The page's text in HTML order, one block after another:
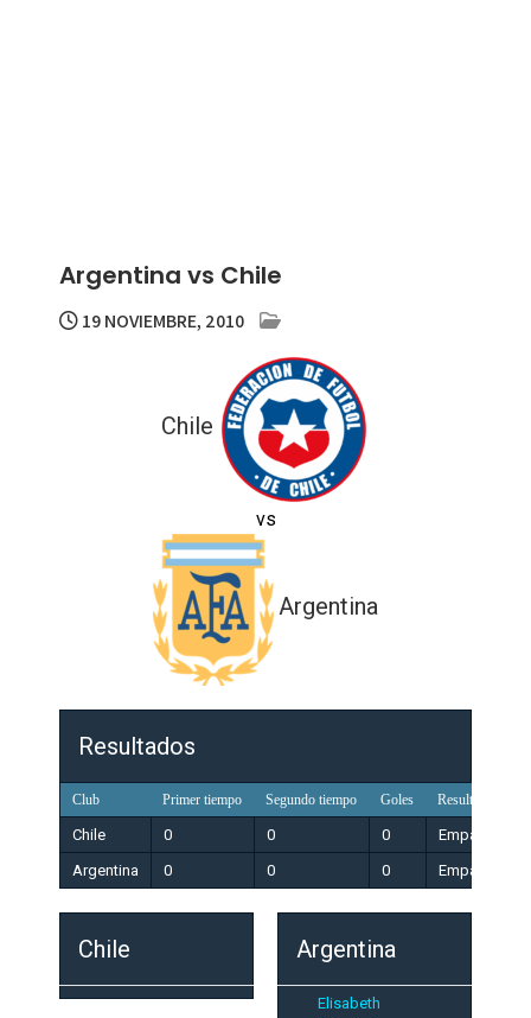
Argentina vs Chile
19 NOVIEMBRE, 2010
Chile
vs
Argentina
Resultados
Club Primer tiempo Segundo tiempo Goles Resultado
Chile 0 0 0
Empate
Argentina
0 0 0 Empate
Chile Argentina
Elisabeth